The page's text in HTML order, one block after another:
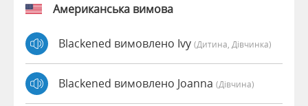
Американська вимова
Blackened вимовлено Ivy (дитина, Дівчинка)
Blackened вимовлено Joanna (дівчина)